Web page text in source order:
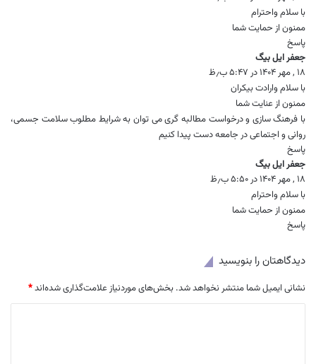
ت
:
با سلام واحترام
ممنون از حمایت شما
پاسخ
جعفر ایل بیگ
ف
ت
:
۱۸ , مهر ۱۴۰۴ در ۵:۴۷ ب٫ظ
با سلام وارادت بیکران
ممنون از عنایت شما
با فرهنگ سازی و درخواست مطالبه گری می توان به شرایط مطلوب سلامت جسمی،
روانی و اجتماعی در جامعه دست پیدا کنیم
پاسخ
جعفر ایل بیگ
ف
ت
:
۱۸ , مهر ۱۴۰۴ در ۵:۵۰ ب٫ظ
با سلام واحترام
ممنون از حمایت شما
پاسخ
دیدگاهتان را بنویسید
نشانی ایمیل شما منتشر نخواهد شد. بخش‌های موردنیاز علامت‌گذاری شده‌اند*